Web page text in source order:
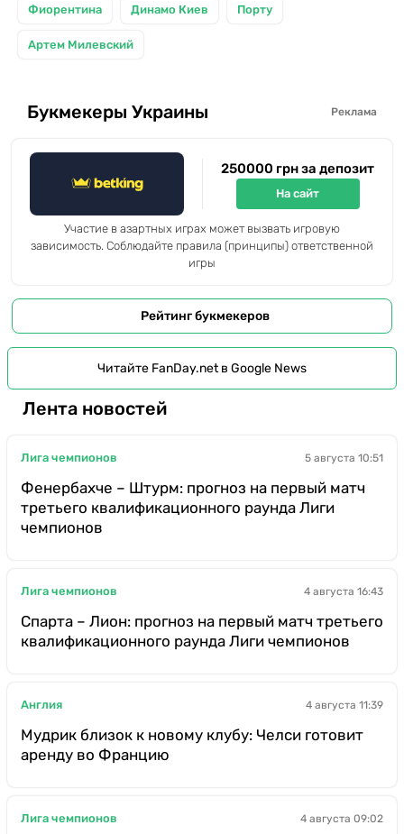
Фиорентина Динамо Киев Порту
Артем Милевский
Букмекеры Украины Реклама
250000 грн за депозит
На сайт
Участие в азартных играх может вызвать игровую
зависимость. Соблюдайте правила (принципы) ответственной
игры
Рейтинг букмекеров
Читайте FanDay.net в Google News
Лента новостей
Лига чемпионов 5 августа 10:51
Фенербахче – Штурм: прогноз на первый матч
третьего квалификационного раунда Лиги
чемпионов
Лига чемпионов 4 августа 16:43
Спарта – Лион: прогноз на первый матч третьего
квалификационного раунда Лиги чемпионов
Англия 4 августа 11:39
Мудрик близок к новому клубу: Челси готовит
аренду во Францию
Лига чемпионов 4 августа 09:02